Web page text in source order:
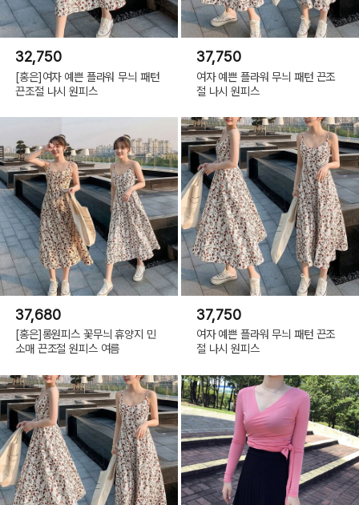
32,750
[홍은]여자 예쁜 플라워 무늬 패턴
끈조절 나시 원피스
37,750
여자 예쁜 플라워 무늬 패턴 끈조
절 나시 원피스
37,680
[홍은]롱원피스 꽃무늬 휴양지 민
소매 끈조절 원피스 여름
37,750
여자 예쁜 플라워 무늬 패턴 끈조
절 나시 원피스